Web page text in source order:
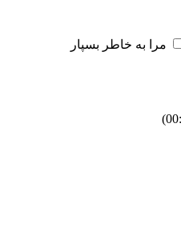
مرا به خاطر بسپار
)